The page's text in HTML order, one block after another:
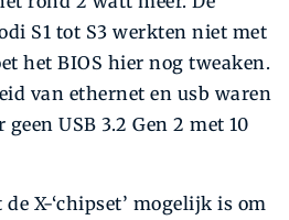
S1 tot S3 werkten niet met
het BIOS hier nog tweaken.
van ethernet en usb waren
USB 3.2 Gen 2 met 10
X-‘chipset’ mogelijk is om